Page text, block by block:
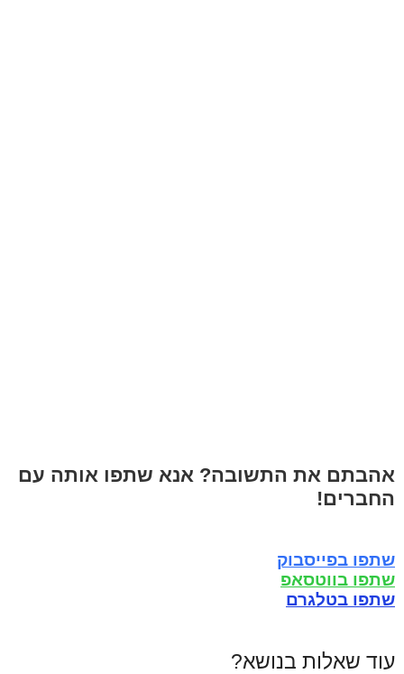
אהבתם את התשובה? אנא שתפו אותה עם
החברים!
שתפו בפייסבוק
שתפו בווטסאפ
שתפו בטלגרם
עוד שאלות בנושא?